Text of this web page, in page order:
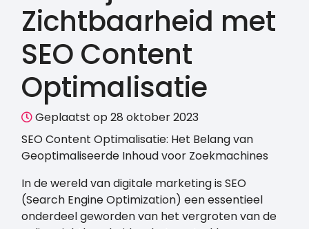
Zichtbaarheid met
SEO Content
Optimalisatie
Geplaatst op 28 oktober 2023
SEO Content Optimalisatie: Het Belang van
Geoptimaliseerde Inhoud voor Zoekmachines
In de wereld van digitale marketing is SEO
(Search Engine Optimization) een essentieel
onderdeel geworden van het vergroten van de